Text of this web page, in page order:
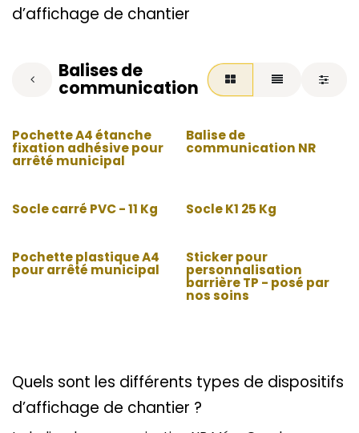
d’affichage de chantier
Balises de
communication
Pochette A4 étanche
fixation adhésive pour
arrêté municipal
Balise de
communication NR
Socle carré PVC - 11 Kg Socle K1 25 Kg
Pochette plastique A4
pour arrêté municipal
Sticker pour
personnalisation
barrière TP - posé par
nos soins
Quels sont les différents types de dispositifs
d’affichage de chantier ?